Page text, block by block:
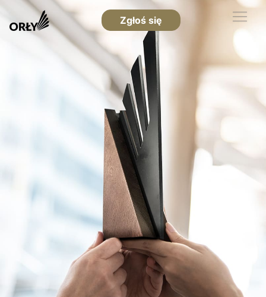
Zgłoś się